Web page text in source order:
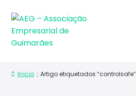
Início Artigo etiquetados “controlsafe”